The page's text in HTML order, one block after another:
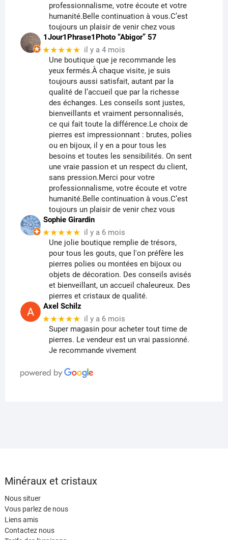
professionnalisme, votre écoute et votre
humanité.Belle continuation à vous.C’est
toujours un plaisir de venir chez vous
1Jour1Phrase1Photo “Abigor” 57
★★★★★ il y a 4 mois
Une boutique que je recommande les
yeux fermés.À chaque visite, je suis
toujours aussi satisfait, autant par la
qualité de l’accueil que par la richesse
des échanges. Les conseils sont justes,
bienveillants et vraiment personnalisés,
ce qui fait toute la différence.Le choix de
pierres est impressionnant : brutes, polies
ou en bijoux, il y en a pour tous les
besoins et toutes les sensibilités. On sent
une vraie passion et un respect du client,
sans pression.Merci pour votre
professionnalisme, votre écoute et votre
humanité.Belle continuation à vous.C’est
toujours un plaisir de venir chez vous
Sophie Girardin
★★★★★ il y a 6 mois
Une jolie boutique remplie de trésors,
pour tous les gouts, que l'on préfère les
pierres polies ou montées en bijoux ou
objets de décoration. Des conseils avisés
et bienveillant, un accueil chaleureux. Des
pierres et cristaux de qualité.
Axel Schilz
★★★★★ il y a 6 mois
Super magasin pour acheter tout time de
pierres. Le vendeur est un vrai passionné.
Je recommande vivement
Minéraux et cristaux
Nous situer
Vous parlez de nous
Liens amis
Contactez nous